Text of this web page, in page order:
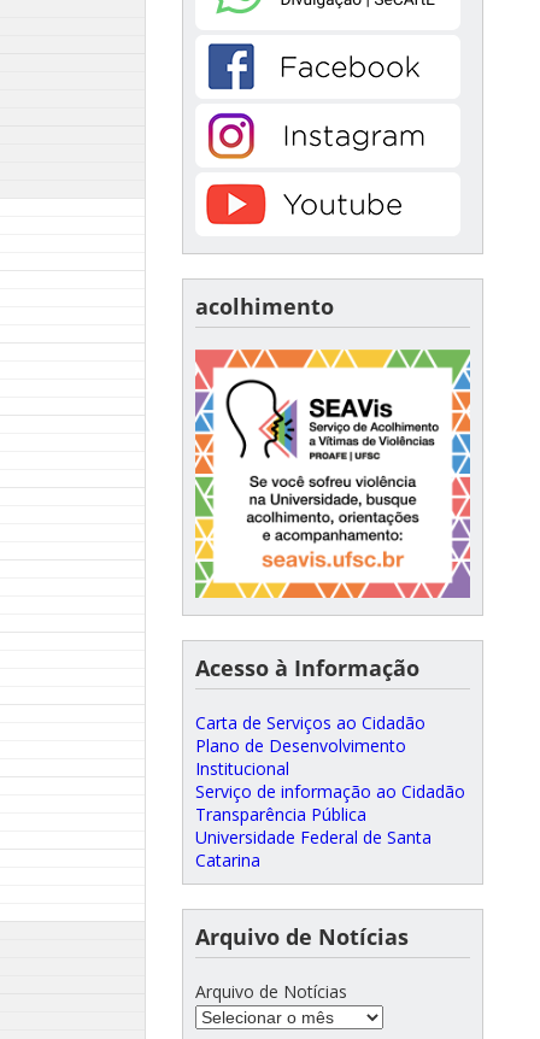
acolhimento
Acesso à Informação
Carta de Serviços ao Cidadão
Plano de Desenvolvimento
Institucional
Serviço de informação ao Cidadão
Transparência Pública
Universidade Federal de Santa
Catarina
Arquivo de Notícias
Arquivo de Notícias